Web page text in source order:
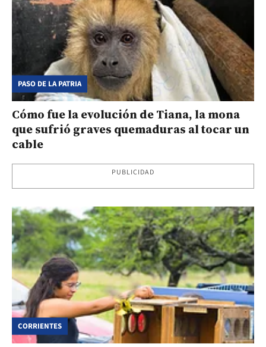
PASO DE LA PATRIA
Cómo fue la evolución de Tiana, la mona
que sufrió graves quemaduras al tocar un
cable
PUBLICIDAD
CORRIENTES